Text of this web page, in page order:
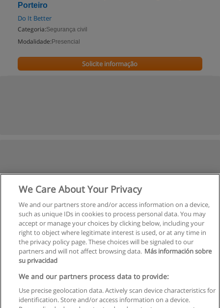
Porteiro
Do It Better
Categoria:Segurança civil
Modalidade: Presencial
Solicite informação
Regras de uso
We Care About Your Privacy
We and our partners store and/or access information on a device,
such as unique IDs in cookies to process personal data. You may
accept or manage your choices by clicking below, including your
right to object where legitimate interest is used, or at any time in
the privacy policy page. These choices will be signaled to our
partners and will not affect browsing data. Más información sobre
su privacidad
We and our partners process data to provide:
Use precise geolocation data. Actively scan device characteristics for
identification. Store and/or access information on a device.